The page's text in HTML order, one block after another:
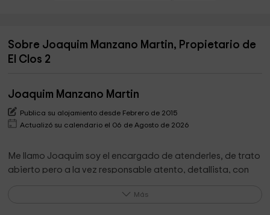
Sobre Joaquim Manzano Martin, Propietario de
El Clos 2
Joaquim Manzano Martin
Publica su alojamiento desde Febrero de 2015
Actualizó su calendario el 06 de Agosto de 2026
Me llamo Joaquim soy el encargado de atenderles, de trato
abierto pero a la vez responsable atento, detallista, con
Más